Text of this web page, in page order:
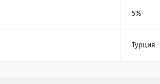
5%
Турция